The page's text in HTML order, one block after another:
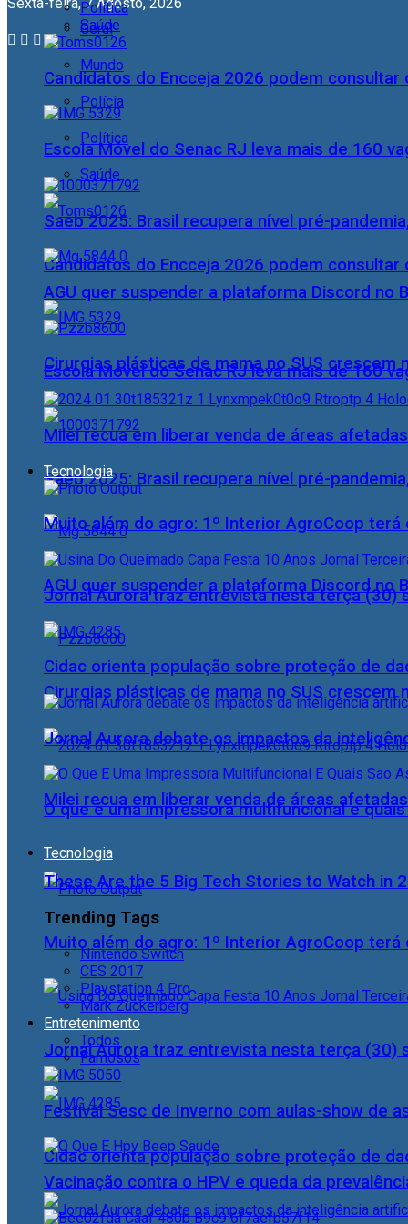
Geral
Mundo
Polícia
Política
Saúde
Candidatos do Encceja 2026 podem consultar
Escola Móvel do Senac RJ leva mais de 160
Saeb 2025: Brasil recupera nível pré-
AGU quer suspender a plataforma Discord no
Cirurgias plásticas de mama no SUS crescem
Milei recua em liberar venda de áreas
Tecnologia
Muito além do agro: 1º Interior AgroCoop
Jornal Aurora traz entrevista nesta terça (30)
Cidac orienta população sobre proteção de
Política
Saúde
Candidatos do Encceja 2026 podem
Escola Móvel do Senac RJ leva mais de 160
Saeb 2025: Brasil recupera nível pré-
AGU quer suspender a plataforma Discord no
Cirurgias plásticas de mama no SUS crescem
Milei recua em liberar venda de áreas
Tecnologia
Muito além do agro: 1º Interior AgroCoop
Jornal Aurora traz entrevista nesta terça (30)
Cidac orienta população sobre proteção de
Jornal Aurora debate os impactos da
O que é uma impressora multifuncional e
These Are the 5 Big Tech Stories to Watch in
Trending Tags
Nintendo Switch
CES 2017
Playstation 4 Pro
Mark Zuckerberg
Entretenimento
Todos
Famosos
Festival Sesc de Inverno com aulas-show de
Vacinação contra o HPV e queda da